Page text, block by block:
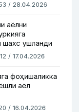
/ 28.04.2026
аёлни
шахс ушланди
/ 17.04.2026
фоҳишаликка
аёл
/ 16.04.2026